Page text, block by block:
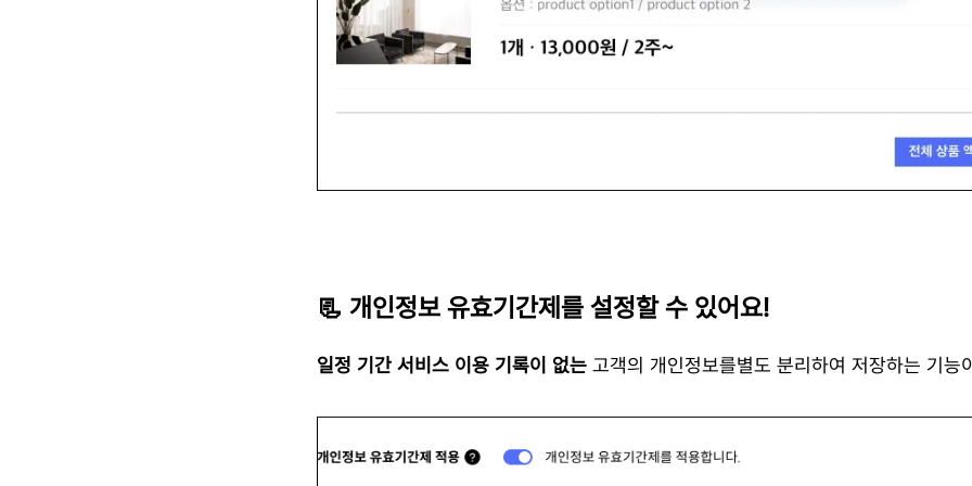
📃 개인정보 유효기간제를 설정할 수 있어요!
일정 기간 서비스 이용 기록이 없는 고객의 개인정보를별도 분리하여 저장하는 기능